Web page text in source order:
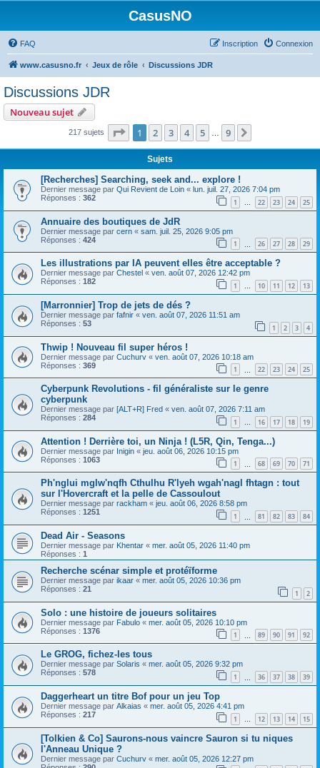
CasusNO
FAQ Connexion
Inscription
www.casusno.fr Jeux de rôle Discussions JDR
Discussions JDR
Nouveau sujet
217 sujets Page 1sur9
1 2 3 4 5 9
Sujets
[Recherches] Searching, seek and... explore !
Dernier message par Qui Revient de Loin « lun. juil. 27, 2026 7:04 pm
Réponses : 362 1 … 22 23 24 25
Annuaire des boutiques de JdR
Dernier message par cern « sam. juil. 25, 2026 9:05 pm
Réponses : 424 1 26 27 28 29
Les illustrations par IA peuvent elles être acceptable ?
Dernier message par Chestel « ven. août 07, 2026 12:42 pm
Réponses : 182 1 … 10 11 12 13
[Marronnier] Trop de jets de dés ?
Dernier message par fafnir « ven. août 07, 2026 11:51 am
Réponses : 53 1 2 3 4
Thwip ! Nouveau fil super héros !
Dernier message par Cuchurv « ven. août 07, 2026 10:18 am
Réponses : 369 1 22 23 24 25
Cyberpunk Revolutions - fil généraliste sur le genre
cyberpunk
Dernier message par [ALT+R] Fred « ven. août 07, 2026 7:11 am
Réponses : 284 1 … 16 17 18 19
Attention ! Derrière toi, un Ninja ! (L5R, Qin, Tenga...)
Dernier message par Inigin « jeu. août 06, 2026 10:15 pm
Réponses : 1063 1 68 69 70 71
Ph'nglui mglw'nqfh Cthulhu R'lyeh wgah'nagl fhtagn : tout
sur l'Hovercraft et la pelle de Cassoulout
Dernier message par rackham « jeu. août 06, 2026 8:58 pm
Réponses : 1251 1 81 82 83 84
Dead Air - Seasons
Dernier message par Khentar « mer. août 05, 2026 11:40 pm
Réponses : 1
Recherche scénar simple et protéïforme
Dernier message par ikaar « mer. août 05, 2026 10:36 pm
Réponses : 21 1 2
Solo : une histoire de joueurs solitaires
Dernier message par Fabulo « mer. août 05, 2026 10:10 pm
Réponses : 1376 1 89 90 91 92
Le GROG, fichez-les tous
Dernier message par Solaris « mer. août 05, 2026 9:32 pm
Réponses : 578 1 36 37 38 39
Daggerheart un titre Bof pour un jeu Top
Dernier message par Alkaias « mer. août 05, 2026 4:41 pm
Réponses : 217 1 … 12 13 14 15
[Tolkien & Co] Saurons-nous vaincre Sauron si tu niques
l'Anneau Unique ?
Dernier message par Cuchurv « mer. août 05, 2026 12:27 pm